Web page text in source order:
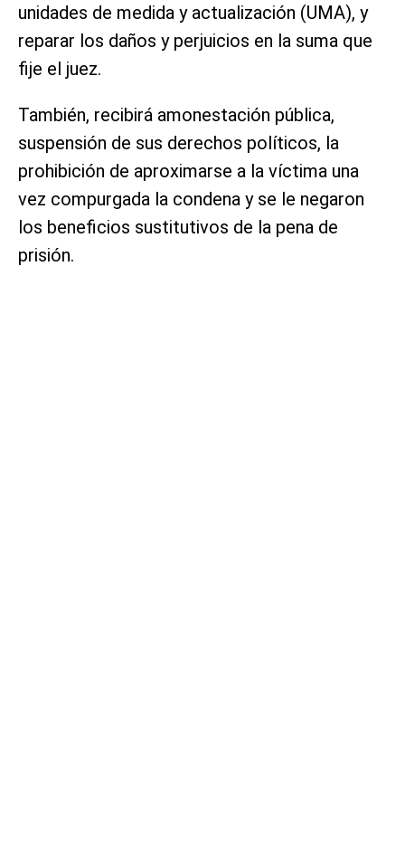
unidades de medida y actualización (UMA), y
reparar los daños y perjuicios en la suma que
fije el juez.
También, recibirá amonestación pública,
suspensión de sus derechos políticos, la
prohibición de aproximarse a la víctima una
vez compurgada la condena y se le negaron
los beneficios sustitutivos de la pena de
prisión.